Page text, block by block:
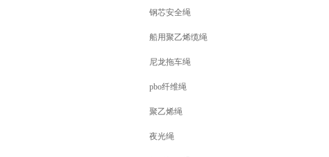
钢芯安全绳
船用聚乙烯缆绳
尼龙拖车绳
pbo纤维绳
聚乙烯绳
夜光绳